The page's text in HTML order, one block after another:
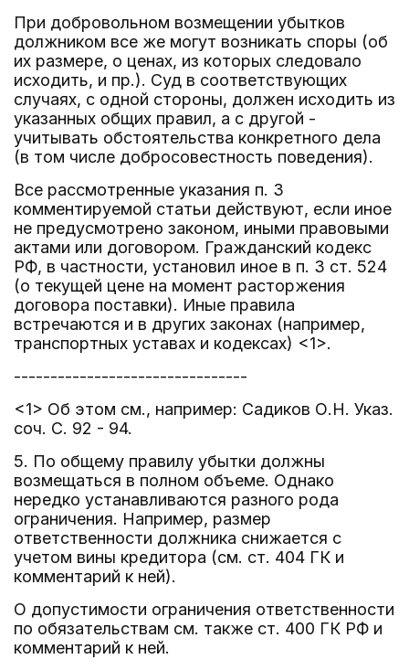
При добровольном возмещении убытков
должником все же могут возникать споры (об
их размере, о ценах, из которых следовало
исходить, и пр.). Суд в соответствующих
случаях, с одной стороны, должен исходить из
указанных общих правил, а с другой -
учитывать обстоятельства конкретного дела
(в том числе добросовестность поведения).
Все рассмотренные указания п. 3
комментируемой статьи действуют, если иное
не предусмотрено законом, иными правовыми
актами или договором. Гражданский кодекс
РФ, в частности, установил иное в п. 3 ст. 524
(о текущей цене на момент расторжения
договора поставки). Иные правила
встречаются и в других законах (например,
транспортных уставах и кодексах) <1>.
--------------------------------
<1> Об этом см., например: Садиков О.Н. Указ.
соч. С. 92 - 94.
5. По общему правилу убытки должны
возмещаться в полном объеме. Однако
нередко устанавливаются разного рода
ограничения. Например, размер
ответственности должника снижается с
учетом вины кредитора (см. ст. 404 ГК и
комментарий к ней).
О допустимости ограничения ответственности
по обязательствам см. также ст. 400 ГК РФ и
комментарий к ней.